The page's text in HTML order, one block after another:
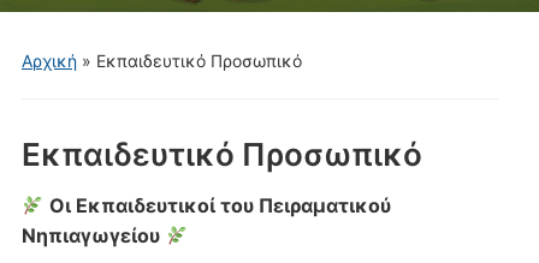
μενού
για
Αρχική» Εκπαιδευτικό Προσωπικό
Εκπαιδευτικό Προσωπικό
Οι Εκπαιδευτικοί του Πειραματικού
Νηπιαγωγείου